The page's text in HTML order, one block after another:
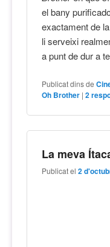
el bany
exactament de
li serveixi
a punt de dur a
Publicat dins de
Oh Brother |2
La meva
Publicat el2